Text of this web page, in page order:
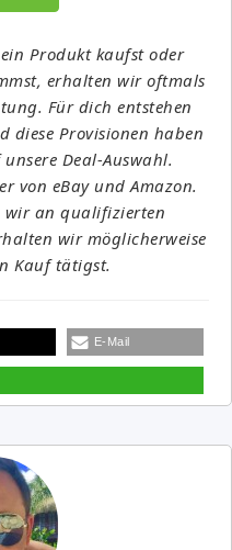
Produkt kaufst oder
erhalten wir oftmals
Für dich entstehen
diese Provisionen haben
Deal-Auswahl.
von eBay und Amazon.
wir an qualifizierten
wir möglicherweise
Kauf tätigst.
E-Mail